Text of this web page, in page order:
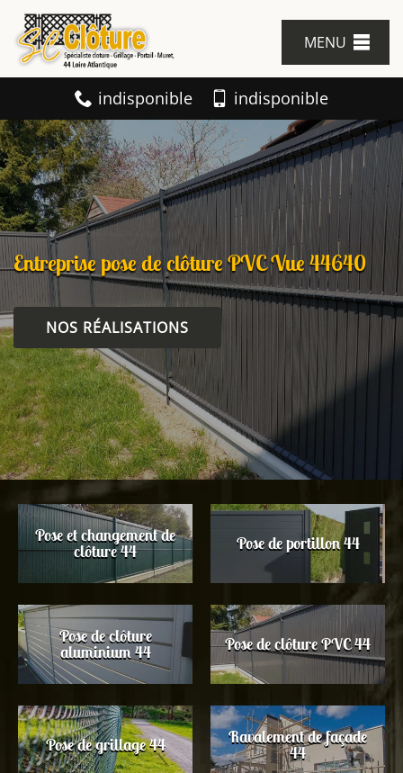
MENU
indisponible indisponible
Entreprise pose de clôture PVC Vue 44640
NOS RÉALISATIONS
Pose et changement de
clôture 44 Pose de portillon 44
Pose de clôture
aluminium 44 Pose de clôture PVC 44
Pose de grillage 44 Ravalement de façade
44